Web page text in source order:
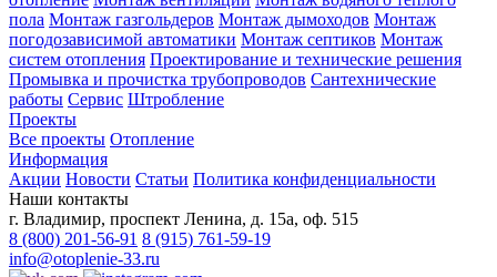
пола Монтаж газгольдеров Монтаж дымоходов Монтаж
погодозависимой автоматики Монтаж септиков Монтаж
систем отопления Проектирование и технические решения
Промывка и прочистка трубопроводов Сантехнические
работы Сервис Штробление
Проекты
Все проекты Отопление
Информация
Акции Новости Статьи Политика конфиденциальности
Наши контакты
г. Владимир, проспект Ленина, д. 15а, оф. 515
8 (800) 201-56-91 8 (915) 761-59-19
info@otoplenie-33.ru